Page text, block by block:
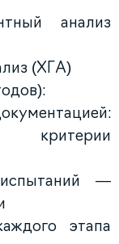
анализ
(ХГА)
—
этапа